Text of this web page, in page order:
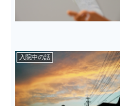
入院中の話